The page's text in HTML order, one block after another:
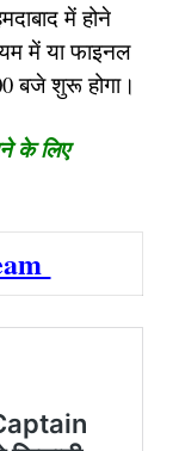
में होने
में या फाइनल
बजे शुरू होगा।
के लिए